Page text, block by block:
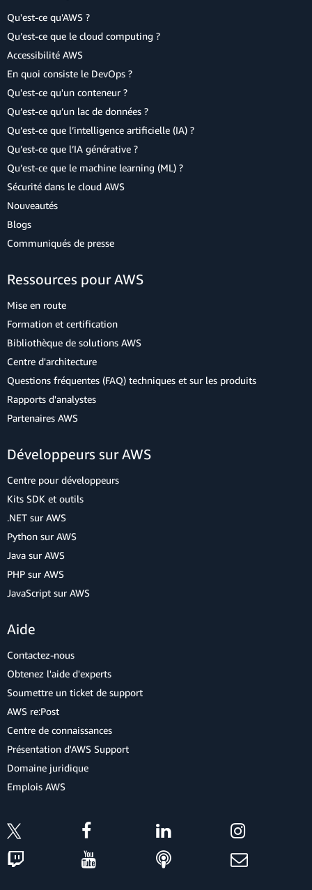
Qu'est-ce qu'AWS ?
Qu’est-ce que le cloud computing ?
Accessibilité AWS
En quoi consiste le DevOps ?
Qu'est-ce qu'un conteneur ?
Qu’est-ce qu’un lac de données ?
Qu’est-ce que l’intelligence artificielle (IA) ?
Qu’est-ce que l’IA générative ?
Qu’est-ce que le machine learning (ML) ?
Sécurité dans le cloud AWS
Nouveautés
Blogs
Communiqués de presse
Ressources pour AWS
Mise en route
Formation et certification
Bibliothèque de solutions AWS
Centre d'architecture
Questions fréquentes (FAQ) techniques et sur les produits
Rapports d'analystes
Partenaires AWS
Développeurs sur AWS
Centre pour développeurs
Kits SDK et outils
.NET sur AWS
Python sur AWS
Java sur AWS
PHP sur AWS
JavaScript sur AWS
Aide
Contactez-nous
Obtenez l'aide d'experts
Soumettre un ticket de support
AWS re:Post
Centre de connaissances
Présentation d'AWS Support
Domaine juridique
Emplois AWS